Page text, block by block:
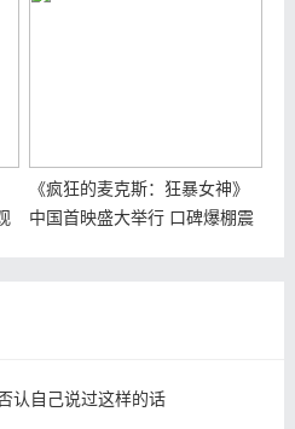
《疯狂的麦克斯：狂暴女神》
中国首映盛大举行 口碑爆棚震
认自己说过这样的话